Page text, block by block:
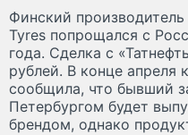
Финский
Tyres попрощался с
года. Сделка с
рублей. В конце апреля
сообщила, что бывший
Петербургом будет
брендом, однако